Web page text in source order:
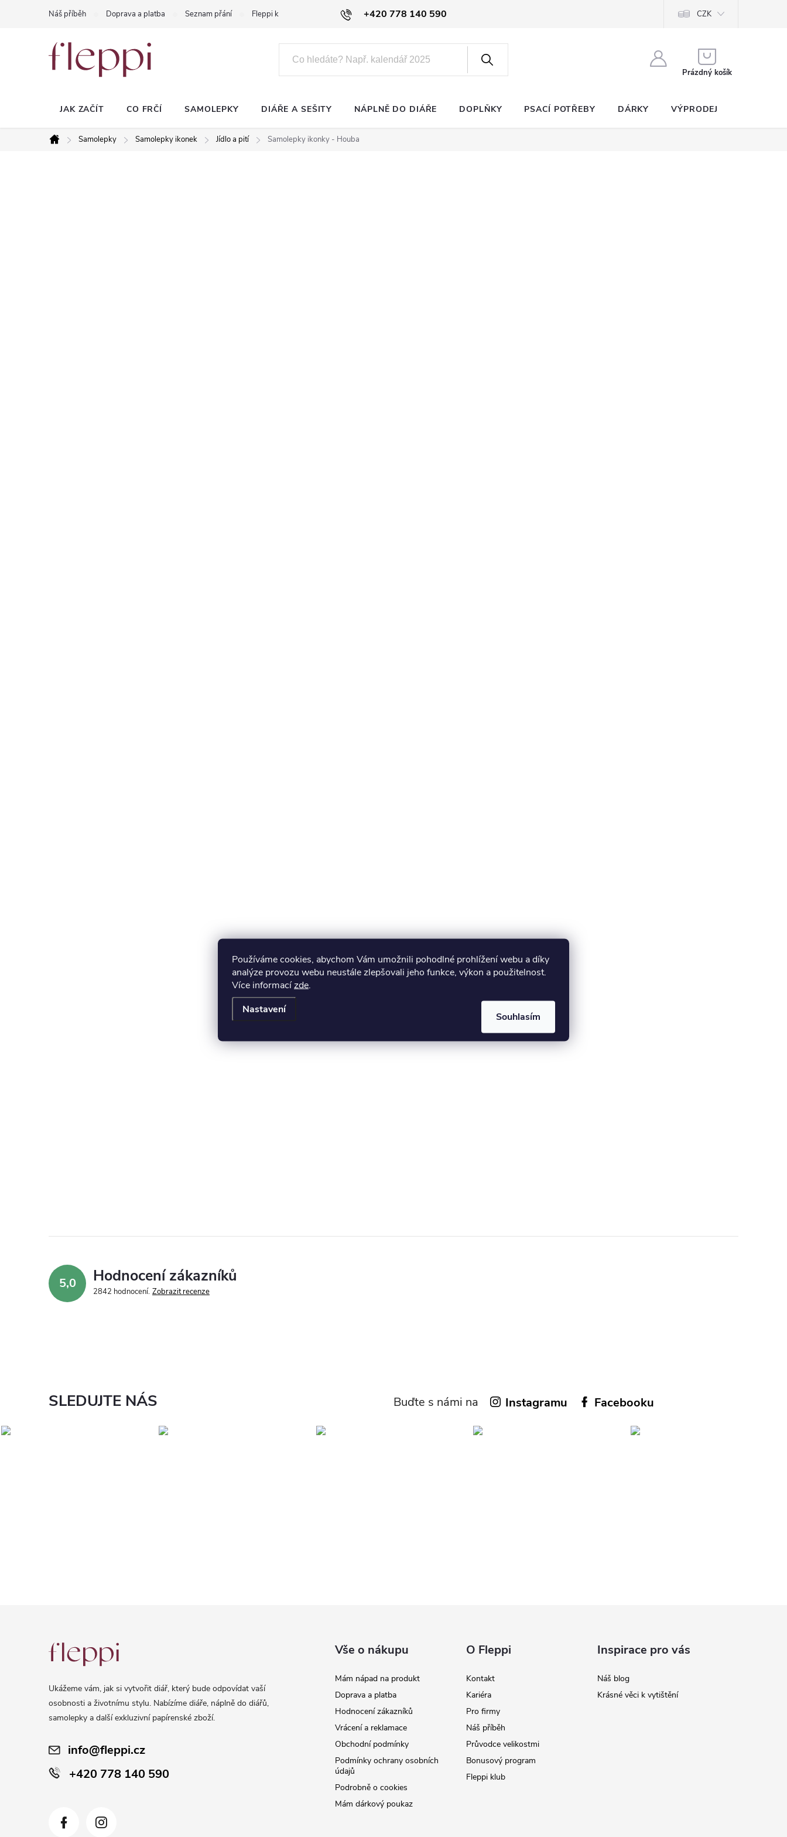
Používáme cookies, abychom Vám umožnili pohodlné prohlížení webu a díky
analýze provozu webu neustále zlepšovali jeho funkce, výkon a použitelnost.
Více informacízde.
Nastavení
Souhlasím
+420 778 140 590
Náš příběh Doprava a platba Seznam přání Fleppi klub CZK
KOŠÍK
Prázdný košík
JAK ZAČÍT CO FRČÍ SAMOLEPKY DIÁŘE A SEŠITY NÁPLNĚ DO DIÁŘE DOPLŇKY PSACÍ POTŘEBY DÁRKY VÝPRODEJ
Domů
Samolepky Samolepky ikonek Jídlo a pití Samolepky ikonky - Houba
5,0 Hodnocení zákazníků
2842 hodnocení Zobrazit recenze
SLEDUJTE NÁS Buďte s námi na Instagramu Facebooku
Ukážeme vám, jak si vytvořit diář, který bude odpovídat vaší
osobnosti a životnímu stylu. Nabízíme diáře, náplně do diářů,
samolepky a další exkluzivní papírenské zboží.
info@fleppi.cz
+420 778 140 590
Vše o nákupu
Mám nápad na produkt
Doprava a platba
Hodnocení zákazníků
Vrácení a reklamace
Obchodní podmínky
Podmínky ochrany osobních
údajů
Podrobně o cookies
Mám dárkový poukaz
O Fleppi
Kontakt
Kariéra
Pro firmy
Náš příběh
Průvodce velikostmi
Bonusový program
Fleppi klub
Inspirace pro vás
Náš blog
Krásné věci k vytištění